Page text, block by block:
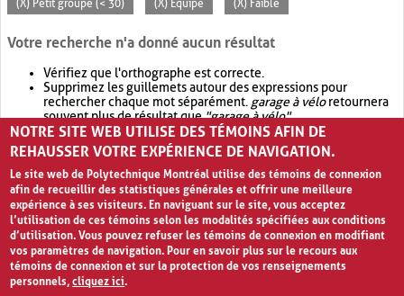
(X) Petit groupe (< 30) (X) Équipe (X) Faible
Votre recherche n'a donné aucun résultat
Vérifiez que l'orthographe est correcte.
Supprimez les guillemets autour des expressions pour
rechercher chaque mot séparément. garage à véloretournera
souvent plus de résultat que"garage à vélo".
Envisagez d'élargir votre recherche avec OR.garage OR vélo
retournera souvent plus de résultat quegarage à vélo
NOTRE SITE WEB UTILISE DES TÉMOINS AFIN DE
REHAUSSER VOTRE EXPÉRIENCE DE NAVIGATION.
Le site web de Polytechnique Montréal utilise des témoins de connexion
afin de recueillir des statistiques générales et offrir une meilleure
expérience à ses visiteurs. En naviguant sur le site, vous acceptez
l’utilisation de ces témoins selon les modalités spécifiées aux conditions
d’utilisation. Vous pouvez refuser les témoins de connexion en modifiant
vos paramètres de navigation. Pour en savoir plus sur le recours aux
témoins de connexion et sur la protection de vos renseignements
personnels,cliquez ici.